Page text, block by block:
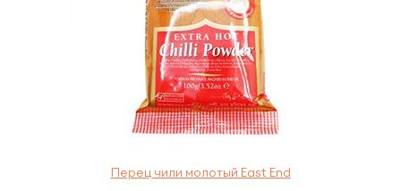
Перец чили молотый East End